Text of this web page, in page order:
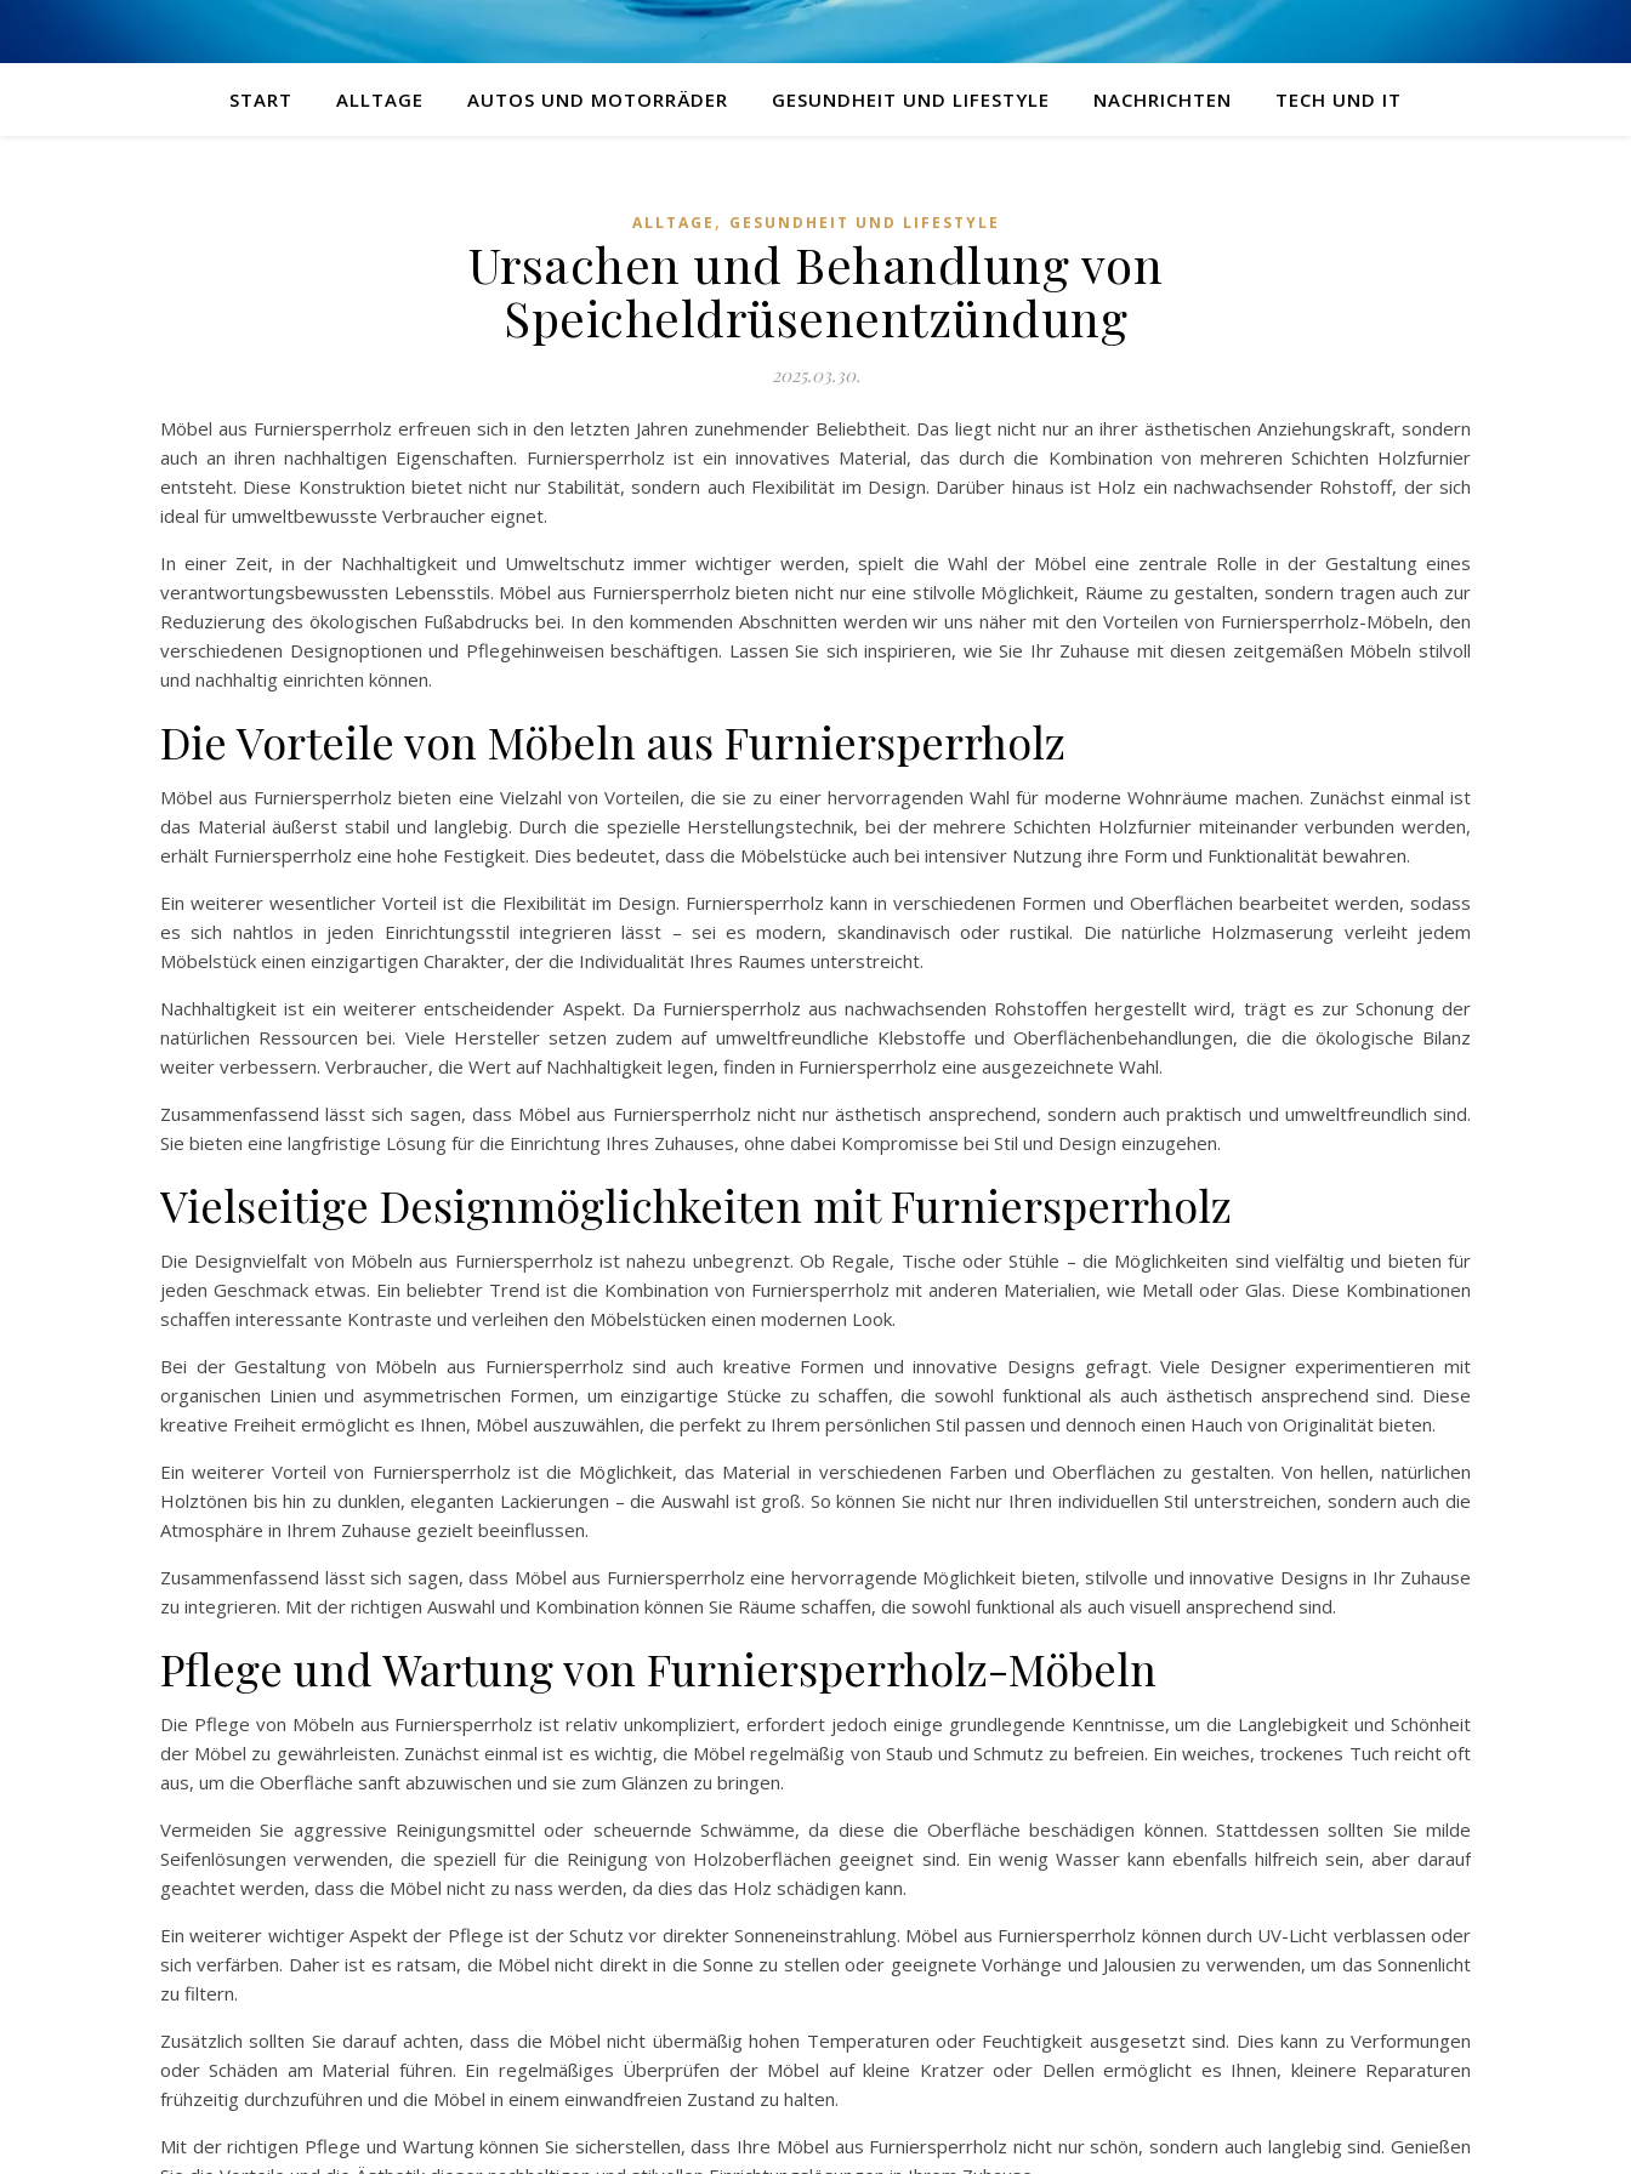
START ALLTAGE AUTOS UND MOTORRÄDER GESUNDHEIT UND LIFESTYLE NACHRICHTEN TECH UND IT
ALLTAGE , GESUNDHEIT UND LIFESTYLE
Ursachen und Behandlung von
Speicheldrüsenentzündung
2025.03.30.
Möbel aus Furniersperrholz erfreuen sich in den letzten Jahren zunehmender Beliebtheit. Das liegt nicht nur an ihrer ästhetischen Anziehungskraft, sondern
auch an ihren nachhaltigen Eigenschaften. Furniersperrholz ist ein innovatives Material, das durch die Kombination von mehreren Schichten Holzfurnier
entsteht. Diese Konstruktion bietet nicht nur Stabilität, sondern auch Flexibilität im Design. Darüber hinaus ist Holz ein nachwachsender Rohstoff, der sich
ideal für umweltbewusste Verbraucher eignet.
In einer Zeit, in der Nachhaltigkeit und Umweltschutz immer wichtiger werden, spielt die Wahl der Möbel eine zentrale Rolle in der Gestaltung eines
verantwortungsbewussten Lebensstils. Möbel aus Furniersperrholz bieten nicht nur eine stilvolle Möglichkeit, Räume zu gestalten, sondern tragen auch zur
Reduzierung des ökologischen Fußabdrucks bei. In den kommenden Abschnitten werden wir uns näher mit den Vorteilen von Furniersperrholz-Möbeln, den
verschiedenen Designoptionen und Pflegehinweisen beschäftigen. Lassen Sie sich inspirieren, wie Sie Ihr Zuhause mit diesen zeitgemäßen Möbeln stilvoll
und nachhaltig einrichten können.
Die Vorteile von Möbeln aus Furniersperrholz
Möbel aus Furniersperrholz bieten eine Vielzahl von Vorteilen, die sie zu einer hervorragenden Wahl für moderne Wohnräume machen. Zunächst einmal ist
das Material äußerst stabil und langlebig. Durch die spezielle Herstellungstechnik, bei der mehrere Schichten Holzfurnier miteinander verbunden werden,
erhält Furniersperrholz eine hohe Festigkeit. Dies bedeutet, dass die Möbelstücke auch bei intensiver Nutzung ihre Form und Funktionalität bewahren.
Ein weiterer wesentlicher Vorteil ist die Flexibilität im Design. Furniersperrholz kann in verschiedenen Formen und Oberflächen bearbeitet werden, sodass
es sich nahtlos in jeden Einrichtungsstil integrieren lässt – sei es modern, skandinavisch oder rustikal. Die natürliche Holzmaserung verleiht jedem
Möbelstück einen einzigartigen Charakter, der die Individualität Ihres Raumes unterstreicht.
Nachhaltigkeit ist ein weiterer entscheidender Aspekt. Da Furniersperrholz aus nachwachsenden Rohstoffen hergestellt wird, trägt es zur Schonung der
natürlichen Ressourcen bei. Viele Hersteller setzen zudem auf umweltfreundliche Klebstoffe und Oberflächenbehandlungen, die die ökologische Bilanz
weiter verbessern. Verbraucher, die Wert auf Nachhaltigkeit legen, finden in Furniersperrholz eine ausgezeichnete Wahl.
Zusammenfassend lässt sich sagen, dass Möbel aus Furniersperrholz nicht nur ästhetisch ansprechend, sondern auch praktisch und umweltfreundlich sind.
Sie bieten eine langfristige Lösung für die Einrichtung Ihres Zuhauses, ohne dabei Kompromisse bei Stil und Design einzugehen.
Vielseitige Designmöglichkeiten mit Furniersperrholz
Die Designvielfalt von Möbeln aus Furniersperrholz ist nahezu unbegrenzt. Ob Regale, Tische oder Stühle – die Möglichkeiten sind vielfältig und bieten für
jeden Geschmack etwas. Ein beliebter Trend ist die Kombination von Furniersperrholz mit anderen Materialien, wie Metall oder Glas. Diese Kombinationen
schaffen interessante Kontraste und verleihen den Möbelstücken einen modernen Look.
Bei der Gestaltung von Möbeln aus Furniersperrholz sind auch kreative Formen und innovative Designs gefragt. Viele Designer experimentieren mit
organischen Linien und asymmetrischen Formen, um einzigartige Stücke zu schaffen, die sowohl funktional als auch ästhetisch ansprechend sind. Diese
kreative Freiheit ermöglicht es Ihnen, Möbel auszuwählen, die perfekt zu Ihrem persönlichen Stil passen und dennoch einen Hauch von Originalität bieten.
Ein weiterer Vorteil von Furniersperrholz ist die Möglichkeit, das Material in verschiedenen Farben und Oberflächen zu gestalten. Von hellen, natürlichen
Holztönen bis hin zu dunklen, eleganten Lackierungen – die Auswahl ist groß. So können Sie nicht nur Ihren individuellen Stil unterstreichen, sondern auch die
Atmosphäre in Ihrem Zuhause gezielt beeinflussen.
Zusammenfassend lässt sich sagen, dass Möbel aus Furniersperrholz eine hervorragende Möglichkeit bieten, stilvolle und innovative Designs in Ihr Zuhause
zu integrieren. Mit der richtigen Auswahl und Kombination können Sie Räume schaffen, die sowohl funktional als auch visuell ansprechend sind.
Pflege und Wartung von Furniersperrholz-Möbeln
Die Pflege von Möbeln aus Furniersperrholz ist relativ unkompliziert, erfordert jedoch einige grundlegende Kenntnisse, um die Langlebigkeit und Schönheit
der Möbel zu gewährleisten. Zunächst einmal ist es wichtig, die Möbel regelmäßig von Staub und Schmutz zu befreien. Ein weiches, trockenes Tuch reicht oft
aus, um die Oberfläche sanft abzuwischen und sie zum Glänzen zu bringen.
Vermeiden Sie aggressive Reinigungsmittel oder scheuernde Schwämme, da diese die Oberfläche beschädigen können. Stattdessen sollten Sie milde
Seifenlösungen verwenden, die speziell für die Reinigung von Holzoberflächen geeignet sind. Ein wenig Wasser kann ebenfalls hilfreich sein, aber darauf
geachtet werden, dass die Möbel nicht zu nass werden, da dies das Holz schädigen kann.
Ein weiterer wichtiger Aspekt der Pflege ist der Schutz vor direkter Sonneneinstrahlung. Möbel aus Furniersperrholz können durch UV-Licht verblassen oder
sich verfärben. Daher ist es ratsam, die Möbel nicht direkt in die Sonne zu stellen oder geeignete Vorhänge und Jalousien zu verwenden, um das Sonnenlicht
zu filtern.
Zusätzlich sollten Sie darauf achten, dass die Möbel nicht übermäßig hohen Temperaturen oder Feuchtigkeit ausgesetzt sind. Dies kann zu Verformungen
oder Schäden am Material führen. Ein regelmäßiges Überprüfen der Möbel auf kleine Kratzer oder Dellen ermöglicht es Ihnen, kleinere Reparaturen
frühzeitig durchzuführen und die Möbel in einem einwandfreien Zustand zu halten.
Mit der richtigen Pflege und Wartung können Sie sicherstellen, dass Ihre Möbel aus Furniersperrholz nicht nur schön, sondern auch langlebig sind. Genießen